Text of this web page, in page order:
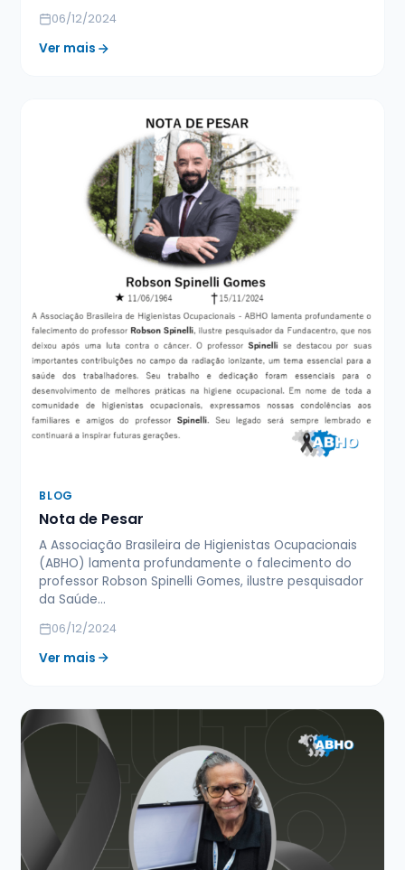
06/12/2024
Ver mais
BLOG
Nota de Pesar
A Associação Brasileira de Higienistas Ocupacionais
(ABHO) lamenta profundamente o falecimento do
professor Robson Spinelli Gomes, ilustre pesquisador
da Saúde…
06/12/2024
Ver mais